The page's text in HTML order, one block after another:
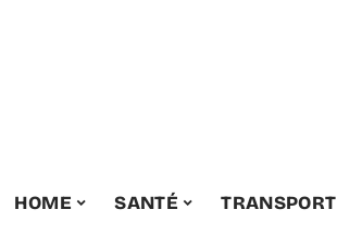
HOME SANTÉ
TRANSPORT